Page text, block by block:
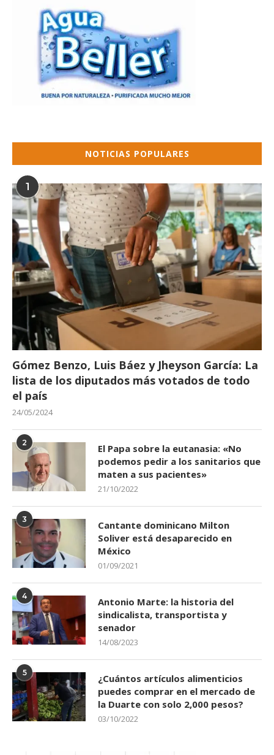
NOTICIAS POPULARES
1
Gómez Benzo, Luis Báez y Jheyson García: La
lista de los diputados más votados de todo
el país
24/05/2024
2
El Papa sobre la eutanasia: «No
podemos pedir a los sanitarios que
maten a sus pacientes»
21/10/2022
3
Cantante dominicano Milton
Soliver está desaparecido en
México
01/09/2021
4
Antonio Marte: la historia del
sindicalista, transportista y
senador
14/08/2023
5
¿Cuántos artículos alimenticios
puedes comprar en el mercado de
la Duarte con solo 2,000 pesos?
03/10/2022